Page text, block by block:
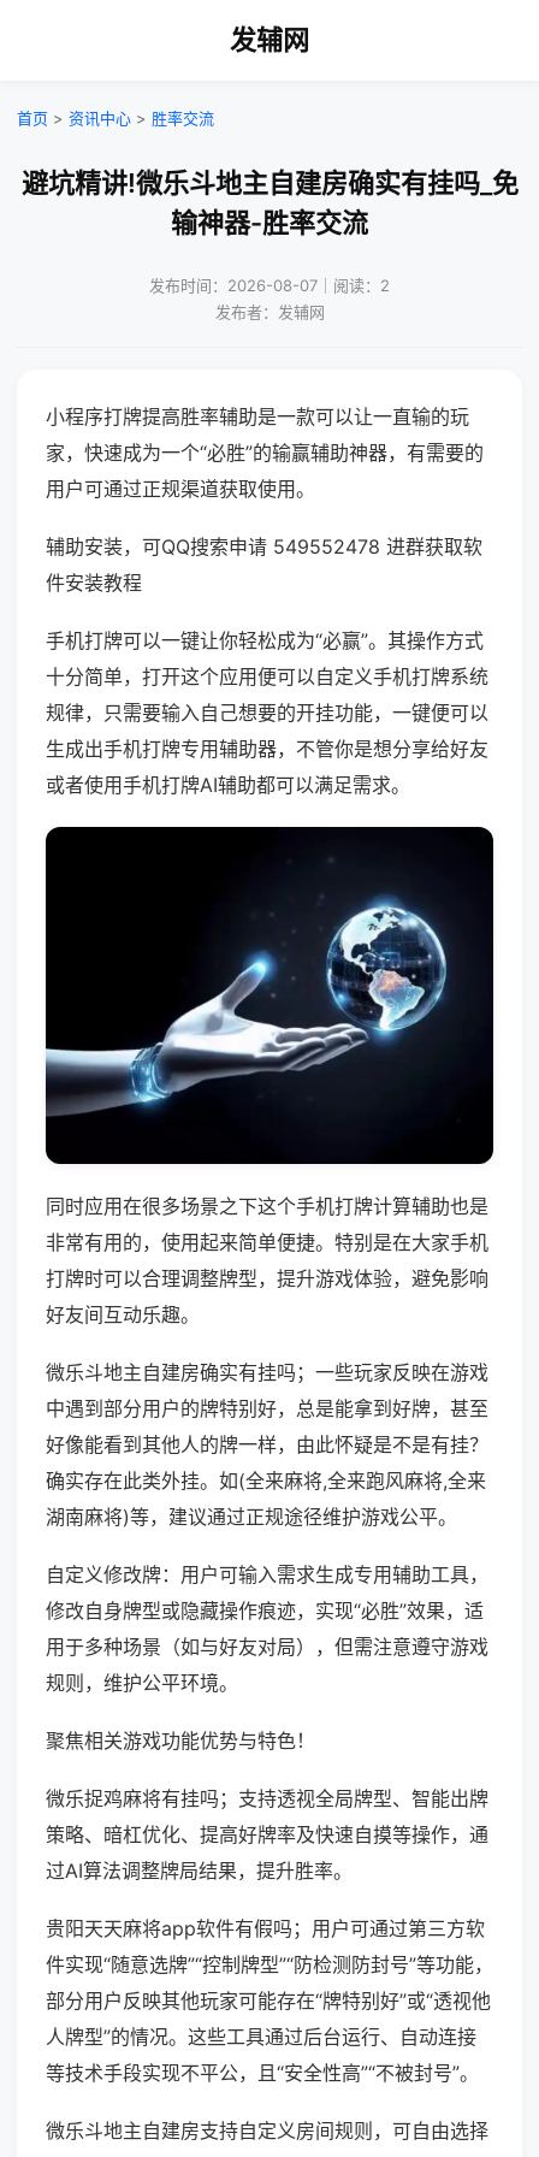
发辅网
首页 > 资讯中心 > 胜率交流
避坑精讲!微乐斗地主自建房确实有挂吗_免
输神器-胜率交流
发布时间：2026-08-07｜阅读：2
发布者：发辅网
小程序打牌提高胜率辅助是一款可以让一直输的玩
家，快速成为一个“必胜”的输赢辅助神器，有需要的
用户可通过正规渠道获取使用。
辅助安装，可QQ搜索申请 549552478 进群获取软
件安装教程
手机打牌可以一键让你轻松成为“必赢”。其操作方式
十分简单，打开这个应用便可以自定义手机打牌系统
规律，只需要输入自己想要的开挂功能，一键便可以
生成出手机打牌专用辅助器，不管你是想分享给好友
或者使用手机打牌AI辅助都可以满足需求。
同时应用在很多场景之下这个手机打牌计算辅助也是
非常有用的，使用起来简单便捷。特别是在大家手机
打牌时可以合理调整牌型，提升游戏体验，避免影响
好友间互动乐趣。
微乐斗地主自建房确实有挂吗；一些玩家反映在游戏
中遇到部分用户的牌特别好，总是能拿到好牌，甚至
好像能看到其他人的牌一样，由此怀疑是不是有挂？
确实存在此类外挂。如(全来麻将,全来跑风麻将,全来
湖南麻将)等，建议通过正规途径维护游戏公平。
自定义修改牌：用户可输入需求生成专用辅助工具，
修改自身牌型或隐藏操作痕迹，实现“必胜”效果，适
用于多种场景（如与好友对局），但需注意遵守游戏
规则，维护公平环境。
聚焦相关游戏功能优势与特色！
微乐捉鸡麻将有挂吗；支持透视全局牌型、智能出牌
策略、暗杠优化、提高好牌率及快速自摸等操作，通
过AI算法调整牌局结果，提升胜率。
贵阳天天麻将app软件有假吗；用户可通过第三方软
件实现“随意选牌”“控制牌型”“防检测防封号”等功能，
部分用户反映其他玩家可能存在“牌特别好”或“透视他
人牌型”的情况。这些工具通过后台运行、自动连接
等技术手段实现不平公，且“安全性高”“不被封号”。
微乐斗地主自建房支持自定义房间规则，可自由选择